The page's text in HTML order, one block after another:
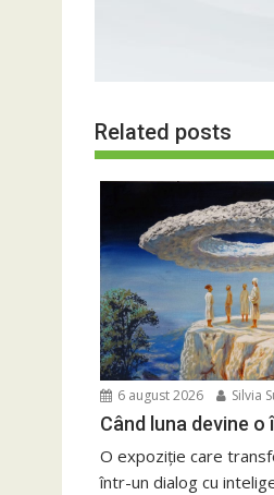
Related posts
6 august 2026 Silvia
Când luna devine o
O expoziție care
într-un dialog cu